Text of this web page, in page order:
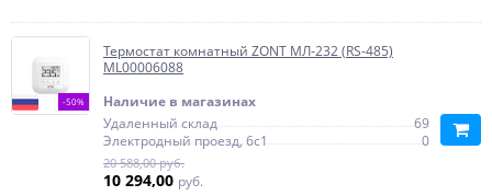
-50%
Термостат комнатный ZONT МЛ-232 (RS-485)
ML00006088
Наличие в магазинах
Удаленный склад
69
Электродный проезд, 6с1
0
20 588,00 руб.
10 294,00 руб.